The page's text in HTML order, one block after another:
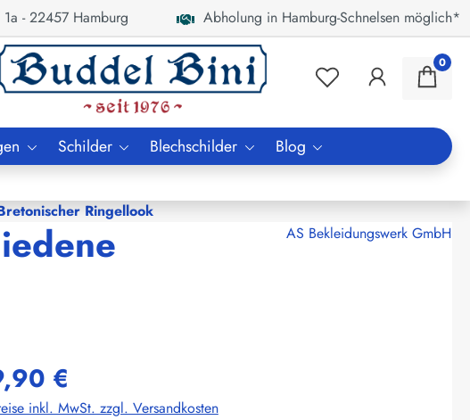
- 22457 Hamburg Abholung in Hamburg-Schnelsen möglich*
0
Schilder Blechschilder Blog
Ringellook
AS Bekleidungswerk GmbH
€
inkl. MwSt. zzgl. Versandkosten